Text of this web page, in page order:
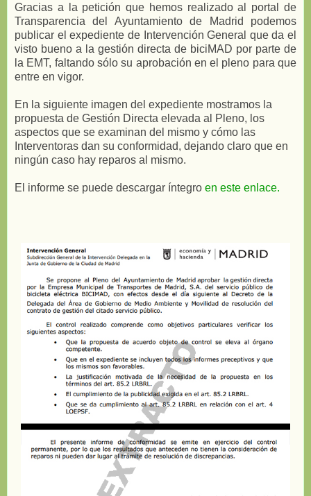
Gracias a la petición que hemos realizado al portal de
Transparencia del Ayuntamiento de Madrid podemos
publicar el expediente de Intervención General que da el
visto bueno a la gestión directa de biciMAD por parte de
la EMT, faltando sólo su aprobación en el pleno para que
entre en vigor.
En la siguiente imagen del expediente mostramos la
propuesta de Gestión Directa elevada al Pleno, los
aspectos que se examinan del mismo y cómo las
Interventoras dan su conformidad, dejando claro que en
ningún caso hay reparos al mismo.
El informe se puede descargar íntegro en este enlace.